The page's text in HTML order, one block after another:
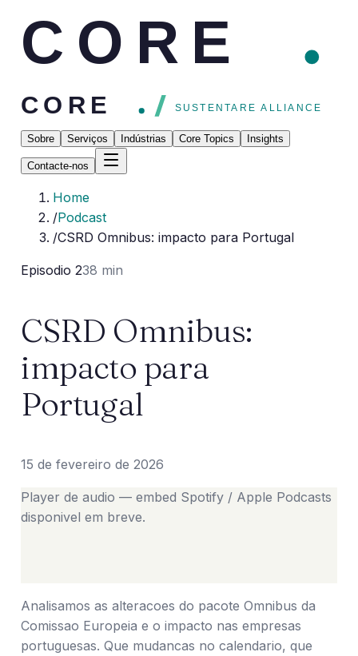
CORE
CORE SUSTENTARE ALLIANCE
Sobre Serviços Indústrias Core Topics Insights
Contacte-nos
Home
/Podcast
/CSRD Omnibus: impacto para Portugal
Episodio 238 min
CSRD Omnibus:
impacto para
Portugal
15 de fevereiro de 2026
Player de audio — embed Spotify / Apple Podcasts
disponivel em breve.
Analisamos as alteracoes do pacote Omnibus da
Comissao Europeia e o impacto nas empresas
portuguesas. Que mudancas no calendario, que